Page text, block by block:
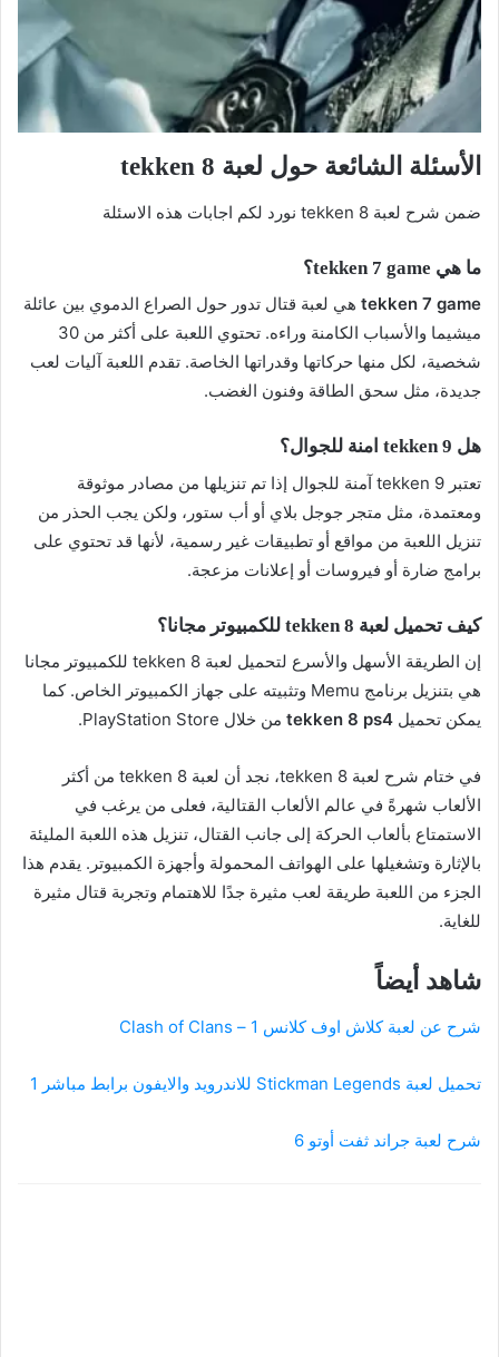
الأسئلة الشائعة حول لعبة tekken 8
ضمن شرح لعبة tekken 8 نورد لكم اجابات هذه الاسئلة
ما هي tekken 7 game؟
tekken 7 game هي لعبة قتال تدور حول الصراع الدموي بين عائلة
ميشيما والأسباب الكامنة وراءه. تحتوي اللعبة على أكثر من 30
شخصية، لكل منها حركاتها وقدراتها الخاصة. تقدم اللعبة آليات لعب
جديدة، مثل سحق الطاقة وفنون الغضب.
هل tekken 9 امنة للجوال؟
تعتبر tekken 9 آمنة للجوال إذا تم تنزيلها من مصادر موثوقة
ومعتمدة، مثل متجر جوجل بلاي أو أب ستور، ولكن يجب الحذر من
تنزيل اللعبة من مواقع أو تطبيقات غير رسمية، لأنها قد تحتوي على
برامج ضارة أو فيروسات أو إعلانات مزعجة.
كيف تحميل لعبة tekken 8 للكمبيوتر مجانا؟
إن الطريقة الأسهل والأسرع لتحميل لعبة tekken 8 للكمبيوتر مجانا
هي بتنزيل برنامج Memu وتثبيته على جهاز الكمبيوتر الخاص. كما
يمكن تحميل tekken 8 ps4 من خلال PlayStation Store.
في ختام شرح لعبة tekken 8، نجد أن لعبة tekken 8 من أكثر
الألعاب شهرةً في عالم الألعاب القتالية، فعلى من يرغب في
الاستمتاع بألعاب الحركة إلى جانب القتال، تنزيل هذه اللعبة المليئة
بالإثارة وتشغيلها على الهواتف المحمولة وأجهزة الكمبيوتر. يقدم هذا
الجزء من اللعبة طريقة لعب مثيرة جدًا للاهتمام وتجربة قتال مثيرة
للغاية.
شاهد أيضاً
شرح عن لعبة كلاش اوف كلانس 1 – Clash of Clans
تحميل لعبة Stickman Legends للاندرويد والايفون برابط مباشر 1
شرح لعبة جراند ثفت أوتو 6